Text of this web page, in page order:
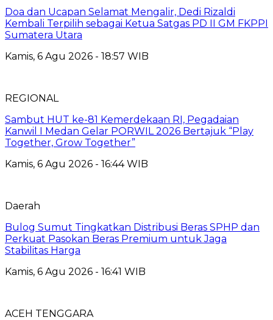
Doa dan Ucapan Selamat Mengalir, Dedi Rizaldi
Kembali Terpilih sebagai Ketua Satgas PD II GM FKPPI
Sumatera Utara
Kamis, 6 Agu 2026 - 18:57 WIB
REGIONAL
Sambut HUT ke-81 Kemerdekaan RI, Pegadaian
Kanwil I Medan Gelar PORWIL 2026 Bertajuk “Play
Together, Grow Together”
Kamis, 6 Agu 2026 - 16:44 WIB
Daerah
Bulog Sumut Tingkatkan Distribusi Beras SPHP dan
Perkuat Pasokan Beras Premium untuk Jaga
Stabilitas Harga
Kamis, 6 Agu 2026 - 16:41 WIB
ACEH TENGGARA